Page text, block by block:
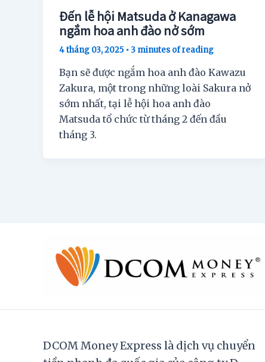
Đến lễ hội Matsuda ở Kanagawa
ngắm hoa anh đào nở sớm
4 tháng 03, 2025 • 3 minutes of reading
Bạn sẽ được ngắm hoa anh đào Kawazu
Zakura, một trong những loài Sakura nở
sớm nhất, tại lễ hội hoa anh đào
Matsuda tổ chức từ tháng 2 đến đầu
tháng 3.
DCOM Money Express là dịch vụ chuyển